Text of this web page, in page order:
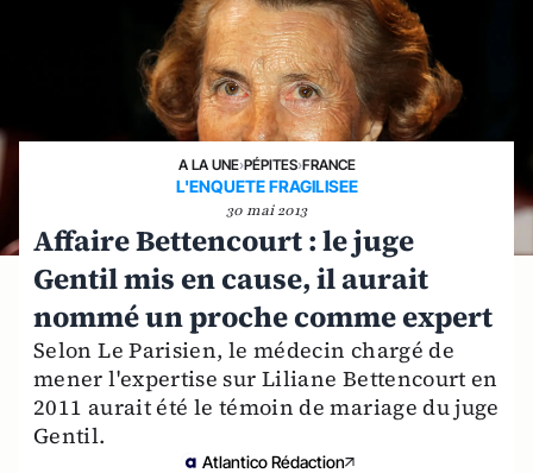
A LA UNE›PÉPITES›FRANCE
L'ENQUETE FRAGILISEE
30 mai 2013
Affaire Bettencourt : le juge
Gentil mis en cause, il aurait
nommé un proche comme expert
Selon Le Parisien, le médecin chargé de
mener l'expertise sur Liliane Bettencourt en
2011 aurait été le témoin de mariage du juge
Gentil.
Atlantico Rédaction